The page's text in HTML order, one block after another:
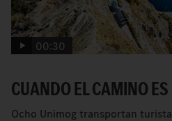
00:30
CUANDO EL CAMINO
Ocho Unimog transportan